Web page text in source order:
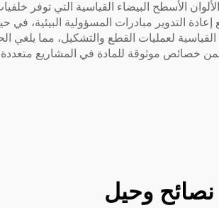
التدوير مبادرات المسؤولية البيئية،
لعمليات القطع والتشكيل، مما
خصائص موثوقة للمادة في المشاريع متعددة
نصائح وحيل